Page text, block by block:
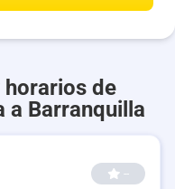
de
a Barranquilla
--